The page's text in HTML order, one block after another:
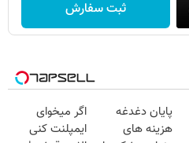
ثبت سفارش
پایان دغدغه
هزینه های
اگر میخوای
ایمپلنت کنی